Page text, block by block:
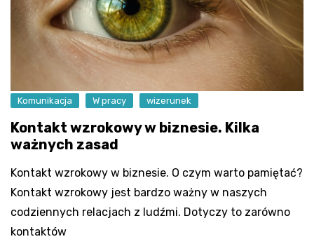
Komunikacja W pracy wizerunek
Kontakt wzrokowy w biznesie. Kilka
ważnych zasad
Kontakt wzrokowy w biznesie. O czym warto pamiętać?
Kontakt wzrokowy jest bardzo ważny w naszych
codziennych relacjach z ludźmi. Dotyczy to zarówno
kontaktów